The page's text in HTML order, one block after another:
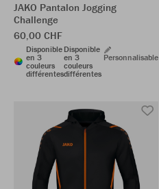
JAKO Pantalon Jogging
Challenge
60,00 CHF
Disponible
en 3
couleurs
différentes
Disponible
en 3
couleurs
différentes
Personnalisable